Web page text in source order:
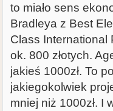
to miało sens
Bradleya z Best
Class International
ok. 800 złotych.
jakieś 1000zł. To
jakiegokolwiek
mniej niż 1000zł. I